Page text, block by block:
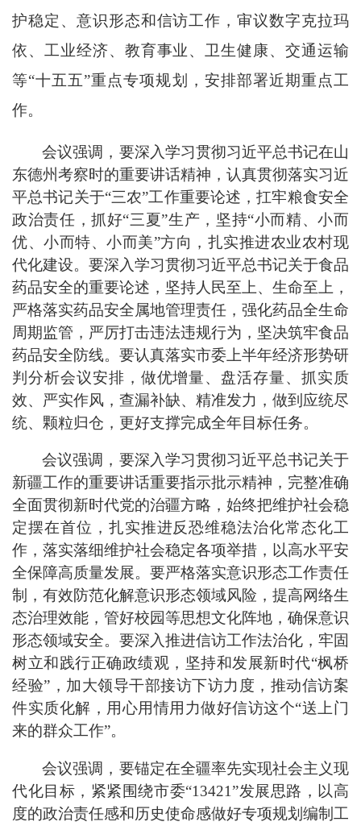
护稳定、意识形态和信访工作，审议数字克拉玛
依、工业经济、教育事业、卫生健康、交通运输
等“十五五”重点专项规划，安排部署近期重点工
作。
会议强调，要深入学习贯彻习近平总书记在山
东德州考察时的重要讲话精神，认真贯彻落实习近
平总书记关于“三农”工作重要论述，扛牢粮食安全
政治责任，抓好“三夏”生产，坚持“小而精、小而
优、小而特、小而美”方向，扎实推进农业农村现
代化建设。要深入学习贯彻习近平总书记关于食品
药品安全的重要论述，坚持人民至上、生命至上，
严格落实药品安全属地管理责任，强化药品全生命
周期监管，严厉打击违法违规行为，坚决筑牢食品
药品安全防线。要认真落实市委上半年经济形势研
判分析会议安排，做优增量、盘活存量、抓实质
效、严实作风，查漏补缺、精准发力，做到应统尽
统、颗粒归仓，更好支撑完成全年目标任务。
会议强调，要深入学习贯彻习近平总书记关于
新疆工作的重要讲话重要指示批示精神，完整准确
全面贯彻新时代党的治疆方略，始终把维护社会稳
定摆在首位，扎实推进反恐维稳法治化常态化工
作，落实落细维护社会稳定各项举措，以高水平安
全保障高质量发展。要严格落实意识形态工作责任
制，有效防范化解意识形态领域风险，提高网络生
态治理效能，管好校园等思想文化阵地，确保意识
形态领域安全。要深入推进信访工作法治化，牢固
树立和践行正确政绩观，坚持和发展新时代“枫桥
经验”，加大领导干部接访下访力度，推动信访案
件实质化解，用心用情用力做好信访这个“送上门
来的群众工作”。
会议强调，要锚定在全疆率先实现社会主义现
代化目标，紧紧围绕市委“13421”发展思路，以高
度的政治责任感和历史使命感做好专项规划编制工